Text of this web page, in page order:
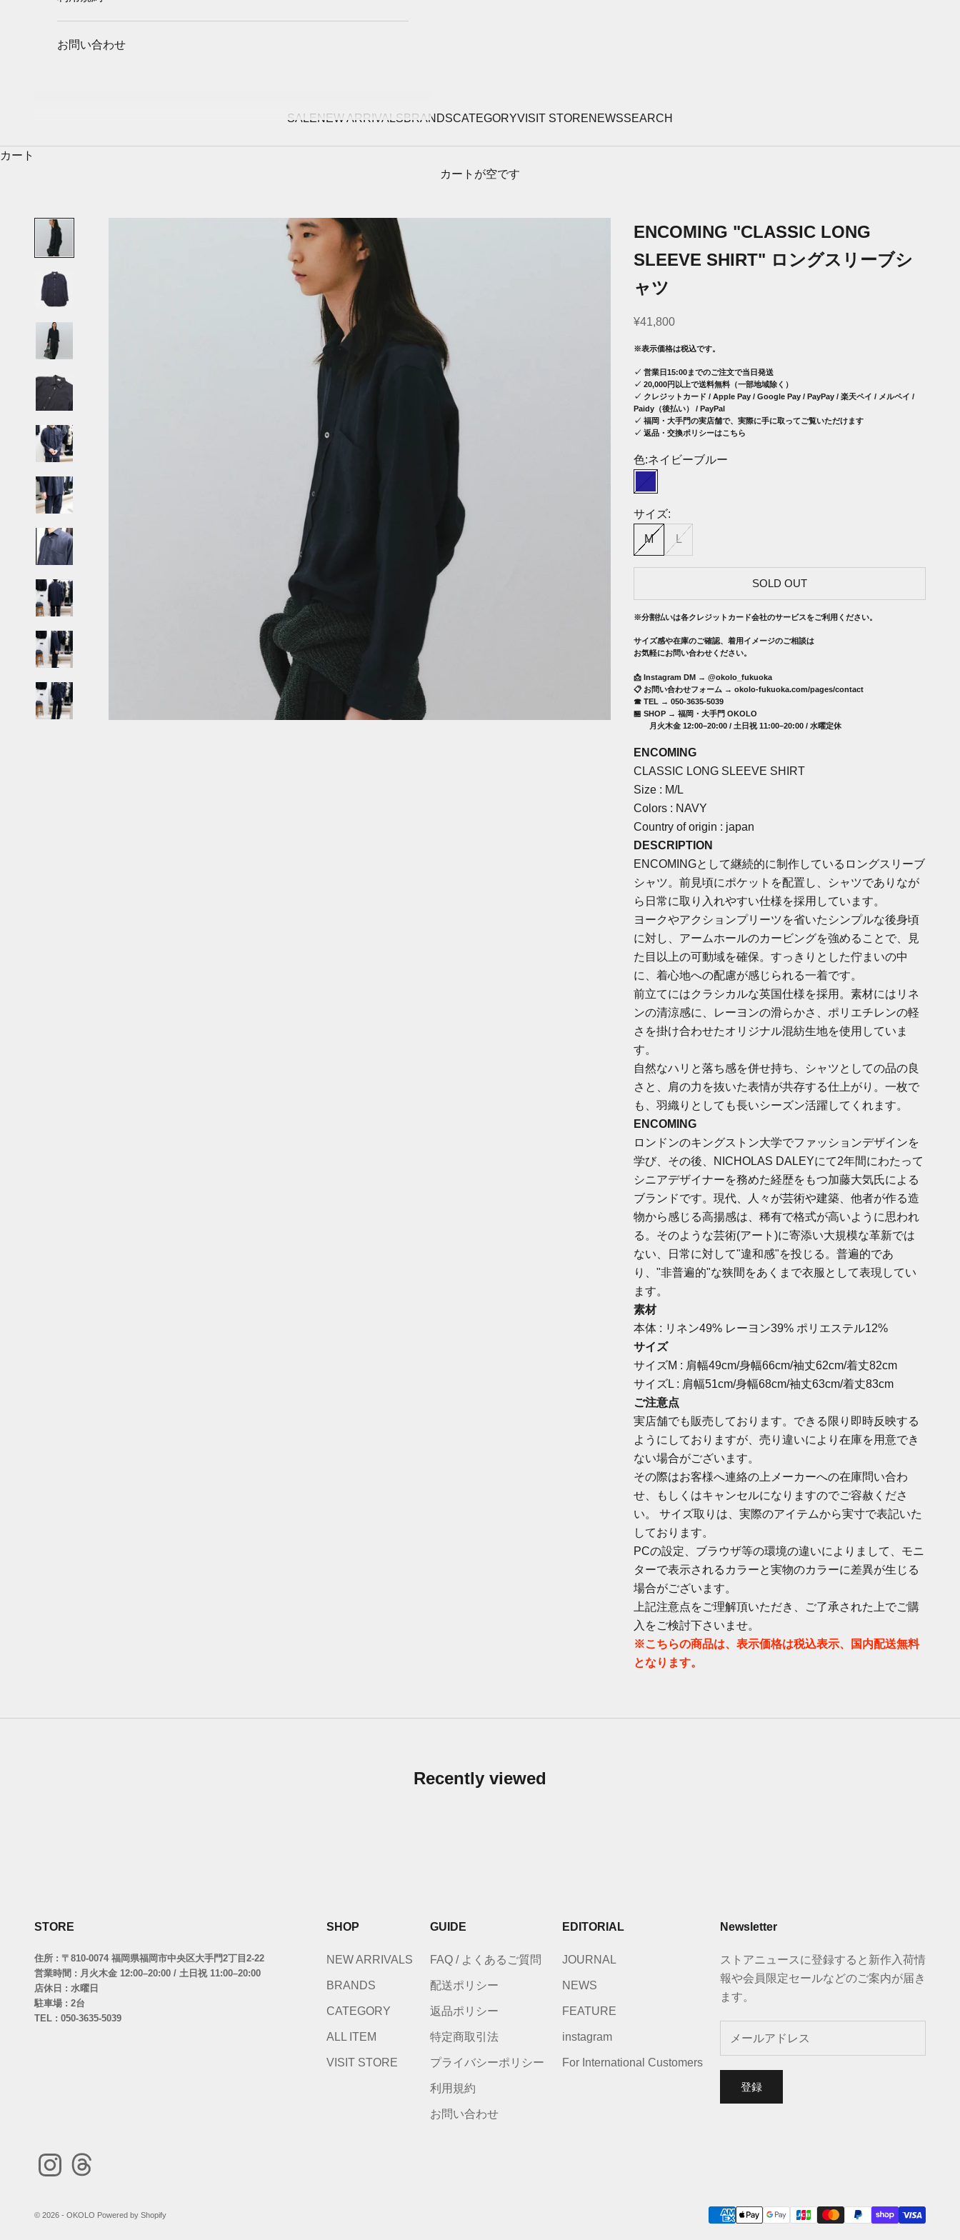
SALENEW ARRIVALSBRANDSCATEGORYVISIT STORENEWSSEARCH
お問い合わせ
カート
カートが空です
ENCOMING "CLASSIC LONG
SLEEVE SHIRT" ロングスリーブシ
ャツ
セール価格
¥41,800
※表示価格は税込です。
✓ 営業日15:00までのご注文で当日発送
✓ 20,000円以上で送料無料（一部地域除く）
✓ クレジットカード / Apple Pay / Google Pay / PayPay / 楽天ペイ / メルペイ /
Paidy（後払い） / PayPal
✓ 福岡・大手門の実店舗で、実際に手に取ってご覧いただけます
✓ 返品・交換ポリシーはこちら
色:ネイビーブルー
ネイビーブルー
サイズ:
M L
SOLD OUT
※分割払いは各クレジットカード会社のサービスをご利用ください。
サイズ感や在庫のご確認、着用イメージのご相談は
お気軽にお問い合わせください。
📩 Instagram DM →@okolo_fukuoka
📋 お問い合わせフォーム → okolo-fukuoka.com/pages/contact
☎︎ TEL → 050-3635-5039
🏪 SHOP →福岡・大手門 OKOLO
月火木金 12:00–20:00 / 土日祝 11:00–20:00 / 水曜定休
ENCOMING
CLASSIC LONG SLEEVE SHIRT
Size : M/L
Colors : NAVY
Country of origin : japan
DESCRIPTION
ENCOMINGとして継続的に制作しているロングスリーブ
シャツ。前見頃にポケットを配置し、シャツでありなが
ら日常に取り入れやすい仕様を採用しています。
ヨークやアクションプリーツを省いたシンプルな後身頃
に対し、アームホールのカービングを強めることで、見
た目以上の可動域を確保。すっきりとした佇まいの中
に、着心地への配慮が感じられる一着です。
前立てにはクラシカルな英国仕様を採用。素材にはリネ
ンの清涼感に、レーヨンの滑らかさ、ポリエチレンの軽
さを掛け合わせたオリジナル混紡生地を使用していま
す。
自然なハリと落ち感を併せ持ち、シャツとしての品の良
さと、肩の力を抜いた表情が共存する仕上がり。一枚で
も、羽織りとしても長いシーズン活躍してくれます。
ENCOMING
ロンドンのキングストン大学でファッションデザインを
学び、その後、NICHOLAS DALEYにて2年間にわたって
シニアデザイナーを務めた経歴をもつ加藤大気氏による
ブランドです。現代、人々が芸術や建築、他者が作る造
物から感じる高揚感は、稀有で格式が高いように思われ
る。そのような芸術(アート)に寄添い大規模な革新では
ない、日常に対して"違和感"を投じる。普遍的であ
り、"非普遍的"な狭間をあくまで衣服として表現してい
ます。
素材
本体 : リネン49% レーヨン39% ポリエステル12%
サイズ
サイズM : 肩幅49cm/身幅66cm/袖丈62cm/着丈82cm
サイズL : 肩幅51cm/身幅68cm/袖丈63cm/着丈83cm
ご注意点
実店舗でも販売しております。できる限り即時反映する
ようにしておりますが、売り違いにより在庫を用意でき
ない場合がございます。
その際はお客様へ連絡の上メーカーへの在庫問い合わ
せ、もしくはキャンセルになりますのでご容赦くださ
い。 サイズ取りは、実際のアイテムから実寸で表記いた
しております。
PCの設定、ブラウザ等の環境の違いによりまして、モニ
ターで表示されるカラーと実物のカラーに差異が生じる
場合がございます。
上記注意点をご理解頂いただき、ご了承された上でご購
入をご検討下さいませ。
※こちらの商品は、表示価格は税込表示、国内配送無料
となります。
Recently viewed
STORE
住所 : 〒810-0074 福岡県福岡市中央区大手門2丁目2-22
営業時間 : 月火木金 12:00–20:00 / 土日祝 11:00–20:00
店休日 : 水曜日
駐車場 : 2台
TEL : 050-3635-5039
SHOP
NEW ARRIVALS
BRANDS
CATEGORY
ALL ITEM
VISIT STORE
GUIDE
FAQ / よくあるご質問
配送ポリシー
返品ポリシー
特定商取引法
プライバシーポリシー
利用規約
お問い合わせ
EDITORIAL
JOURNAL
NEWS
FEATURE
instagram
For International Customers
Newsletter
ストアニュースに登録すると新作入荷情
報や会員限定セールなどのご案内が届き
ます。
登録
© 2026 - OKOLO Powered by Shopify